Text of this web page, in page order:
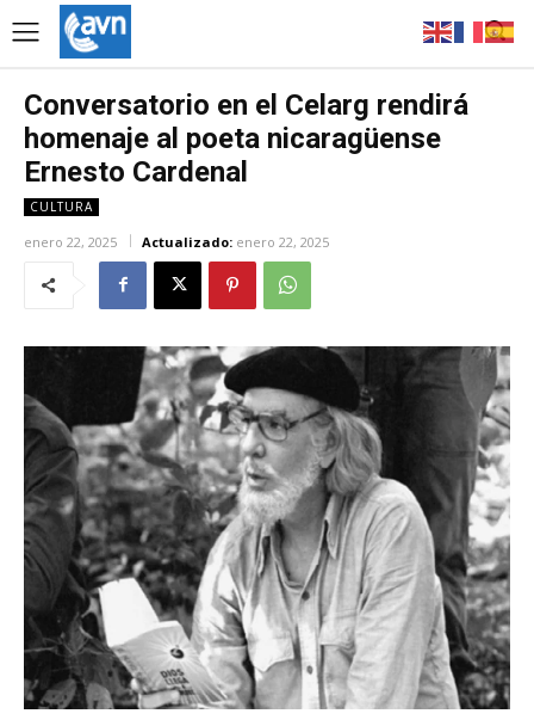
Conversatorio en el Celarg rendirá
homenaje al poeta nicaragüense
Ernesto Cardenal
CULTURA
enero 22, 2025 Actualizado: enero 22, 2025